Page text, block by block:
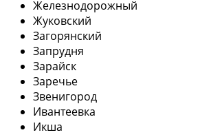
Железнодорожный
Жуковский
Загорянский
Запрудня
Зарайск
Заречье
Звенигород
Ивантеевка
Икша